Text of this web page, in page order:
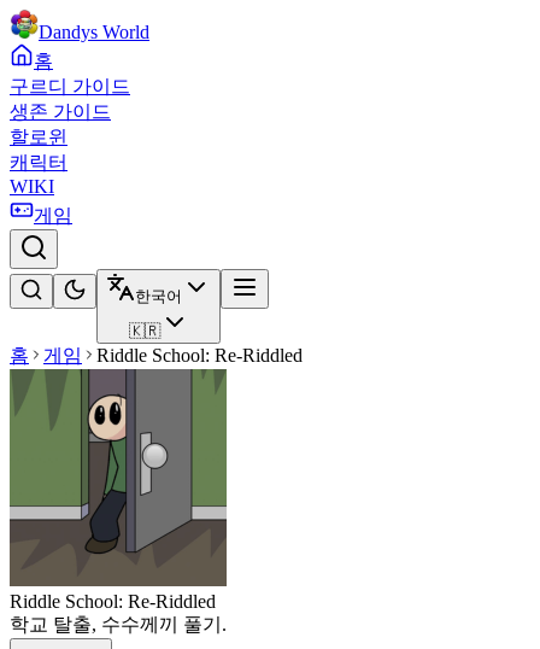
Dandys World
홈
구르디 가이드
생존 가이드
할로윈
캐릭터
WIKI
게임
한국어
🇰🇷
홈 게임 Riddle School: Re-Riddled
Riddle School: Re-Riddled
학교 탈출, 수수께끼 풀기.